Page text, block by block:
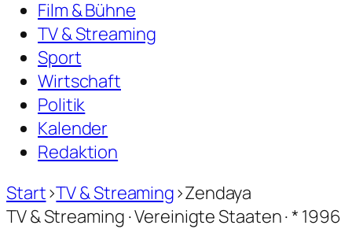
Film & Bühne
TV & Streaming
Sport
Wirtschaft
Politik
Kalender
Redaktion
Start›TV & Streaming›Zendaya
TV & Streaming · Vereinigte Staaten · * 1996